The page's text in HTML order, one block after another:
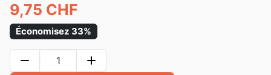
9,75 CHF
Économisez 33%
remove add